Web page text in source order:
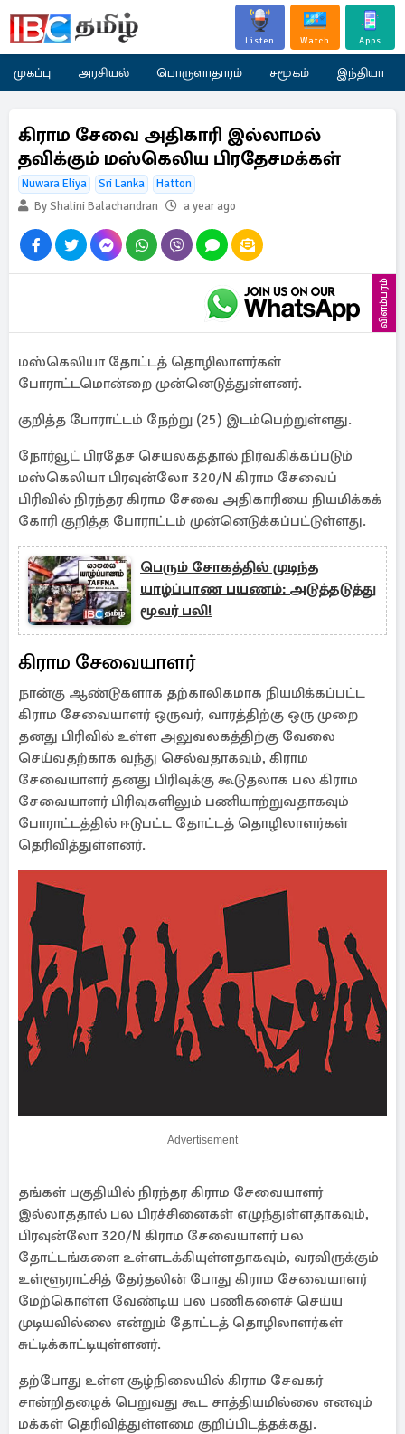
Listen Watch Apps
முகப்பு அரசியல் பொருளாதாரம் சமூகம் இந்தியா
கிராம சேவை அதிகாரி இல்லாமல்
தவிக்கும் மஸ்கெலிய பிரதேசமக்கள்
Nuwara Eliya Sri Lanka
Hatton
By Shalini Balachandran
a year ago
விளம்பரம்
மஸ்கெலியா தோட்டத் தொழிலாளர்கள்
போராட்டமொன்றை முன்னெடுத்துள்ளனர்.
குறித்த போராட்டம் நேற்று (25) இடம்பெற்றுள்ளது.
நோர்வூட் பிரதேச செயலகத்தால் நிர்வகிக்கப்படும்
மஸ்கெலியா பிரவுன்லோ 320/N கிராம சேவைப்
பிரிவில் நிரந்தர கிராம சேவை அதிகாரியை நியமிக்கக்
கோரி குறித்த போராட்டம் முன்னெடுக்கப்பட்டுள்ளது.
பெரும் சோகத்தில் முடிந்த
யாழ்ப்பாண பயணம்: அடுத்தடுத்து
மூவர் பலி!
கிராம சேவையாளர்
நான்கு ஆண்டுகளாக தற்காலிகமாக நியமிக்கப்பட்ட
கிராம சேவையாளர் ஒருவர், வாரத்திற்கு ஒரு முறை
தனது பிரிவில் உள்ள அலுவலகத்திற்கு வேலை
செய்வதற்காக வந்து செல்வதாகவும், கிராம
சேவையாளர் தனது பிரிவுக்கு கூடுதலாக பல கிராம
சேவையாளர் பிரிவுகளிலும் பணியாற்றுவதாகவும்
போராட்டத்தில் ஈடுபட்ட தோட்டத் தொழிலாளர்கள்
தெரிவித்துள்ளனர்.
Advertisement
தங்கள் பகுதியில் நிரந்தர கிராம சேவையாளர்
இல்லாததால் பல பிரச்சினைகள் எழுந்துள்ளதாகவும்,
பிரவுன்லோ 320/N கிராம சேவையாளர் பல
தோட்டங்களை உள்ளடக்கியுள்ளதாகவும், வரவிருக்கும்
உள்ளூராட்சித் தேர்தலின் போது கிராம சேவையாளர்
மேற்கொள்ள வேண்டிய பல பணிகளைச் செய்ய
முடியவில்லை என்றும் தோட்டத் தொழிலாளர்கள்
சுட்டிக்காட்டியுள்ளனர்.
தற்போது உள்ள சூழ்நிலையில் கிராம சேவகர்
சான்றிதழைக் பெறுவது கூட சாத்தியமில்லை எனவும்
மக்கள் தெரிவித்துள்ளமை குறிப்பிடத்தக்கது.